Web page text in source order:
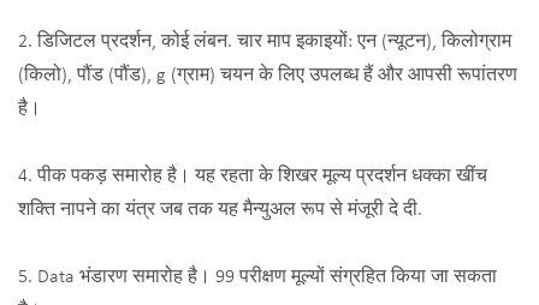
2. डिजिटल प्रदर्शन, कोई लंबन. चार माप इकाइयों: एन (न्यूटन), किलोग्राम
(किलो), पौंड (पौंड), g (ग्राम) चयन के लिए उपलब्ध हैं और आपसी रूपांतरण
है।
4. पीक पकड़ समारोह है। यह रहता के शिखर मूल्य प्रदर्शन धक्का खींच
शक्ति नापने का यंत्र जब तक यह मैन्युअल रूप से मंजूरी दे दी.
5. Data भंडारण समारोह है। 99 परीक्षण मूल्यों संग्रहित किया जा सकता